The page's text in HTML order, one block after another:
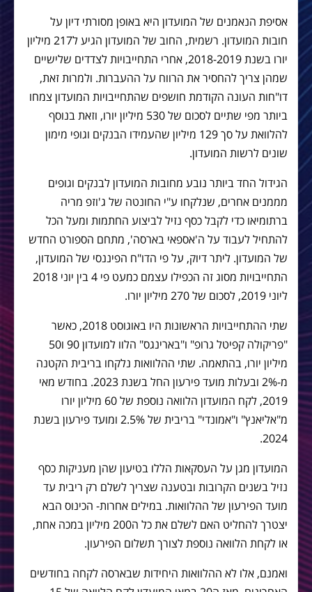
אסיפת הנאמנים של המועדון היא באופן מסורתי דיון על
חובות המועדון. רשמית, החוב של המועדון הגיע ל217 מיליון
יורו בשנת 2018-2019, אחרי התחייבויות לצדדים שלישיים
שמהן צריך להחסיר את הרווח על ההעברות. ולמרות זאת,
דו"חות העונה הקודמת חושפים שהתחייבויות המועדון צמחו
ביותר מפי שתיים לסכום של 530 מיליון יורו, וזאת בנוסף
להלוואת על סך 129 מיליון שהעמידו הבנקים וגופי מימון
שונים לרשות המועדון.
הגידול החד ביותר נובע מחובות המועדון לבנקים וגופים
מממנים אחרים, שנלקחו ע"י החונטה של ג'וזפ מריה
ברתומיאו כדי לקבל כסף נזיל לביצוע החתמות ומעל הכל
להתחיל לעבוד על ה'אספאי בארסה', מתחם הספורט החדש
של המועדון. ליתר דיוק, על פי הדו"ח הפיננסי של המועדון,
התחייבויות מסוג זה הכפילו עצמם כמעט פי 4 בין יוני 2018
ליוני 2019, לסכום של 270 מיליון יורו.
שתי ההתחייבויות הראשונות היו באוגוסט 2018, כאשר
"פריקולה קפיטל גרופ" ו"בארינגס" הלוו למועדון 90 ו50
מיליון יורו, בהתאמה. שתי ההלוואות נלקחו בריבית הקטנה
מ-2% ובעלות מועד פירעון החל בשנת 2023. בחודש מאי
2019, לקח המועדון הלוואה נוספת של 60 מיליון יורו
מ"אליאנץ" ו"אמונדי" בריבית של 2.5% ומועד פירעון בשנת
2024.
המועדון מגן על העסקאות הללו בטיעון שהן מעניקות כסף
נזיל בשנים הקרובות ובטענה שצריך לשלם רק ריבית עד
מועד הפירעון של ההלוואות. במילים אחרות- הכינוס הבא
יצטרך להחליט האם לשלם את כל ה200 מיליון במכה אחת,
או לקחת הלוואה נוספת לצורך תשלום הפירעון.
ואמנם, אלו לא ההלוואות היחידות שבארסה לקחה בחודשים